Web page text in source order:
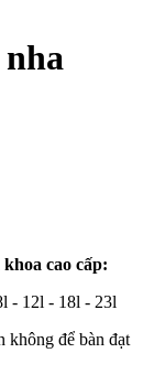
cao cấp:
- 12l - 18l - 23l
không để bàn đạt